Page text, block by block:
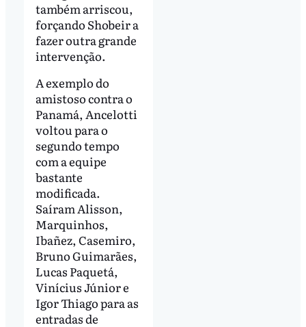
também arriscou,
forçando Shobeir a
fazer outra grande
intervenção.
A exemplo do
amistoso contra o
Panamá, Ancelotti
voltou para o
segundo tempo
com a equipe
bastante
modificada.
Saíram Alisson,
Marquinhos,
Ibañez, Casemiro,
Bruno Guimarães,
Lucas Paquetá,
Vinícius Júnior e
Igor Thiago para as
entradas de